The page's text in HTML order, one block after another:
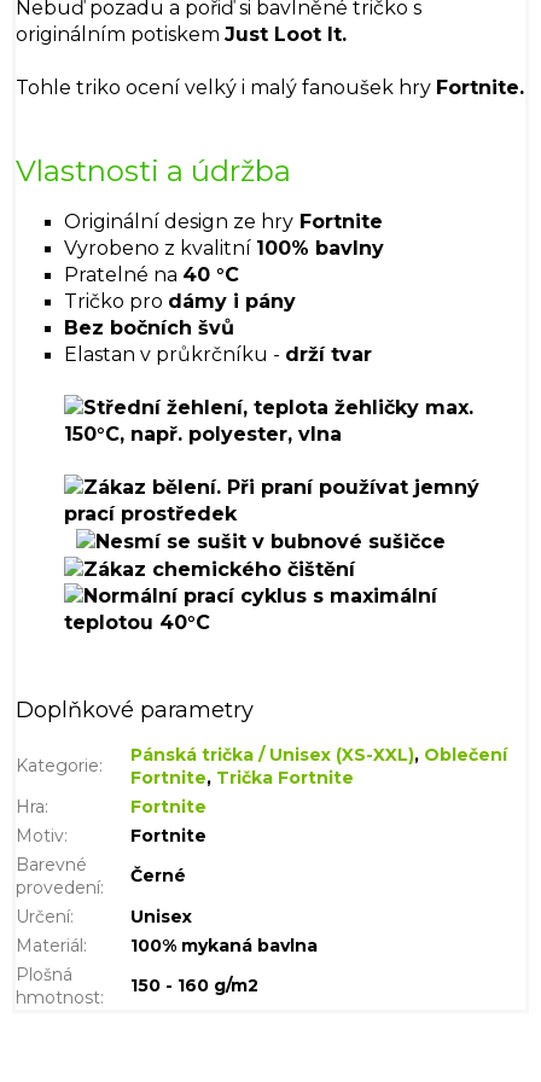
Nebuď pozadu a pořiď si bavlněné tričko s
originálním potiskem Just Loot It.
Tohle triko ocení velký i malý fanoušek hry Fortnite.
Vlastnosti a údržba
Originální design ze hry Fortnite
Vyrobeno z kvalitní 100% bavlny
Pratelné na 40 °C
Tričko pro dámy i pány
Bez bočních švů
Elastan v průkrčníku - drží tvar
Doplňkové parametry
Kategorie: Pánská trička / Unisex (XS-XXL), Oblečení
Fortnite, Trička Fortnite
Hra:
Fortnite
Motiv:
Fortnite
Barevné
provedení:
Černé
Určení:
Unisex
Materiál:
100% mykaná bavlna
Plošná
hmotnost:
150 - 160 g/m2